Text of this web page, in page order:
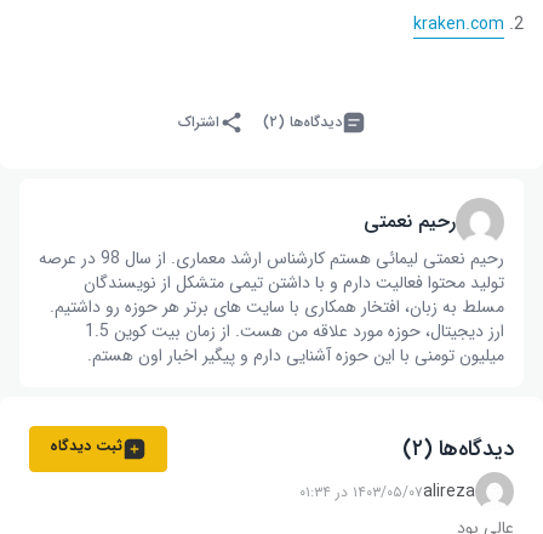
kraken.com
دیدگاه‌ها (۲) اشتراک
رحیم نعمتی
رحیم نعمتی لیمائی هستم کارشناس ارشد معماری. از سال 98 در عرصه
تولید محتوا فعالیت دارم و با داشتن تیمی متشکل از نویسندگان
مسلط به زبان، افتخار همکاری با سایت های برتر هر حوزه رو داشتیم.
ارز دیجیتال، حوزه مورد علاقه من هست. از زمان بیت کوین 1.5
میلیون تومنی با این حوزه آشنایی دارم و پیگیر اخبار اون هستم.
دیدگاه‌ها (۲) ثبت دیدگاه
alireza۱۴۰۳/۰۵/۰۷ در ۰۱:۳۴
عالی بود